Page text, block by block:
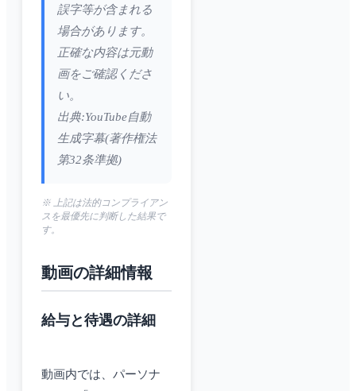
誤字等が含まれる
場合があります。
正確な内容は元動
画をご確認くださ
い。
出典:YouTube自動
生成字幕(著作権法
第32条準拠)
※ 上記は法的コンプライアン
スを最優先に判断した結果で
す。
動画の詳細情報
給与と待遇の詳細
動画内では、パーソナ